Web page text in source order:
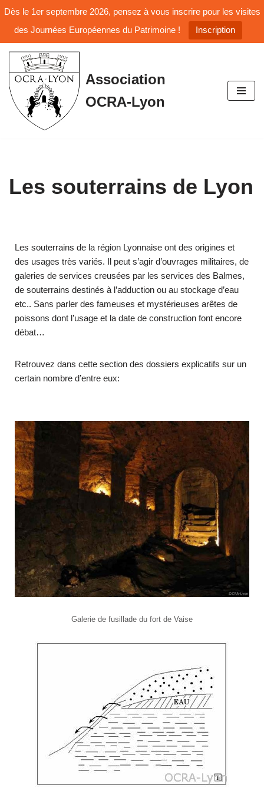
Dès le 1er septembre 2026, pensez à vous inscrire pour les visites
des Journées Européennes du Patrimoine !
Inscription
Aller
au
contenu
Association
OCRA-Lyon
Les souterrains de Lyon
Les souterrains de la région Lyonnaise ont des origines et
des usages très variés. Il peut s’agir d’ouvrages militaires, de
galeries de services creusées par les services des Balmes,
de souterrains destinés à l’adduction ou au stockage d’eau
etc.. Sans parler des fameuses et mystérieuses arêtes de
poissons dont l’usage et la date de construction font encore
débat…
Retrouvez dans cette section des dossiers explicatifs sur un
certain nombre d’entre eux:
Galerie de fusillade du fort de Vaise